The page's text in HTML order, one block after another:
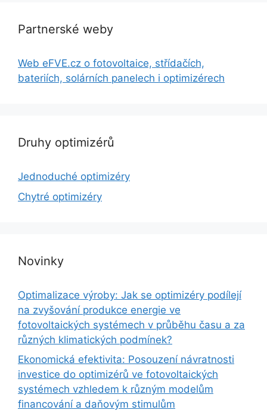
Partnerské weby
Web eFVE.cz o fotovoltaice, střídačích,
bateriích, solárních panelech i optimizérech
Druhy optimizérů
Jednoduché optimizéry
Chytré optimizéry
Novinky
Optimalizace výroby: Jak se optimizéry podílejí
na zvyšování produkce energie ve
fotovoltaických systémech v průběhu času a za
různých klimatických podmínek?
Ekonomická efektivita: Posouzení návratnosti
investice do optimizérů ve fotovoltaických
systémech vzhledem k různým modelům
financování a daňovým stimulům